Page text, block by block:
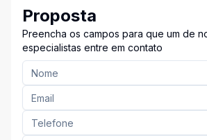
Proposta
Preencha os campos para que um de
especialistas entre em contato